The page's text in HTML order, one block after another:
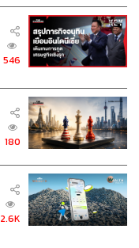
546
180
2.6K